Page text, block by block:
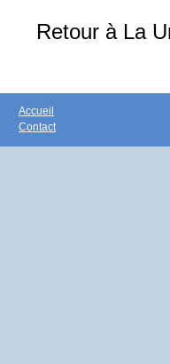
Retour à La
Accueil
Contact